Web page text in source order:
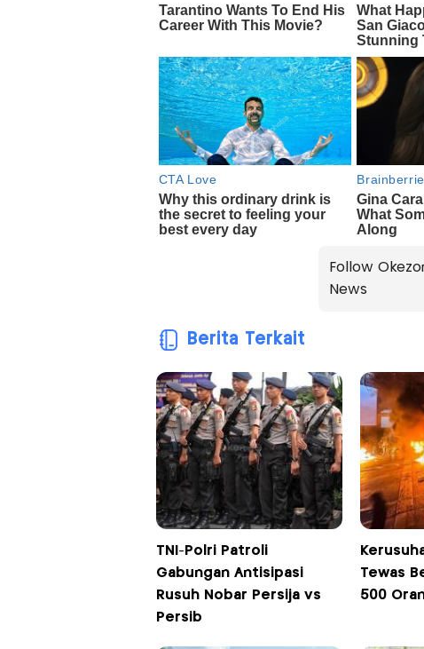
Follow
News
Berita Terkait
TNI-Polri Patroli
Gabungan Antisipasi
Rusuh Nobar Persija vs
Persib
Tewas
500